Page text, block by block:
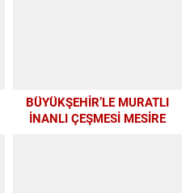
BÜYÜKŞEHİR’LE MURATLI
İNANLI ÇEŞMESİ MESİRE